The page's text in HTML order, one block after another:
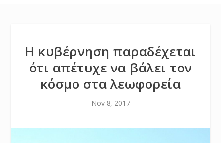
Η κυβέρνηση παραδέχεται
ότι απέτυχε να βάλει τον
κόσμο στα λεωφορεία
Nov 8, 2017